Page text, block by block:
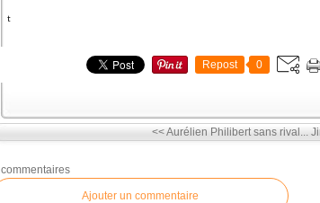
t
Repost 0
<< Aurélien Philibert sans rival...
commentaires
Ajouter un commentaire